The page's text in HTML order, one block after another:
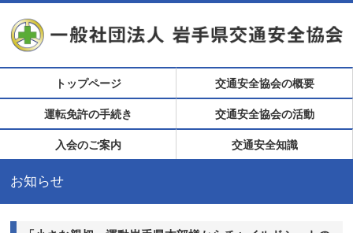
トップページ 交通安全協会の概要
運転免許の手続き 交通安全協会の活動
入会のご案内 交通安全知識
お知らせ